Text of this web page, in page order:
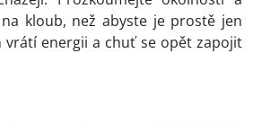
kloub, než abyste je prostě jen
vrátí energii a chuť se opět zapojit